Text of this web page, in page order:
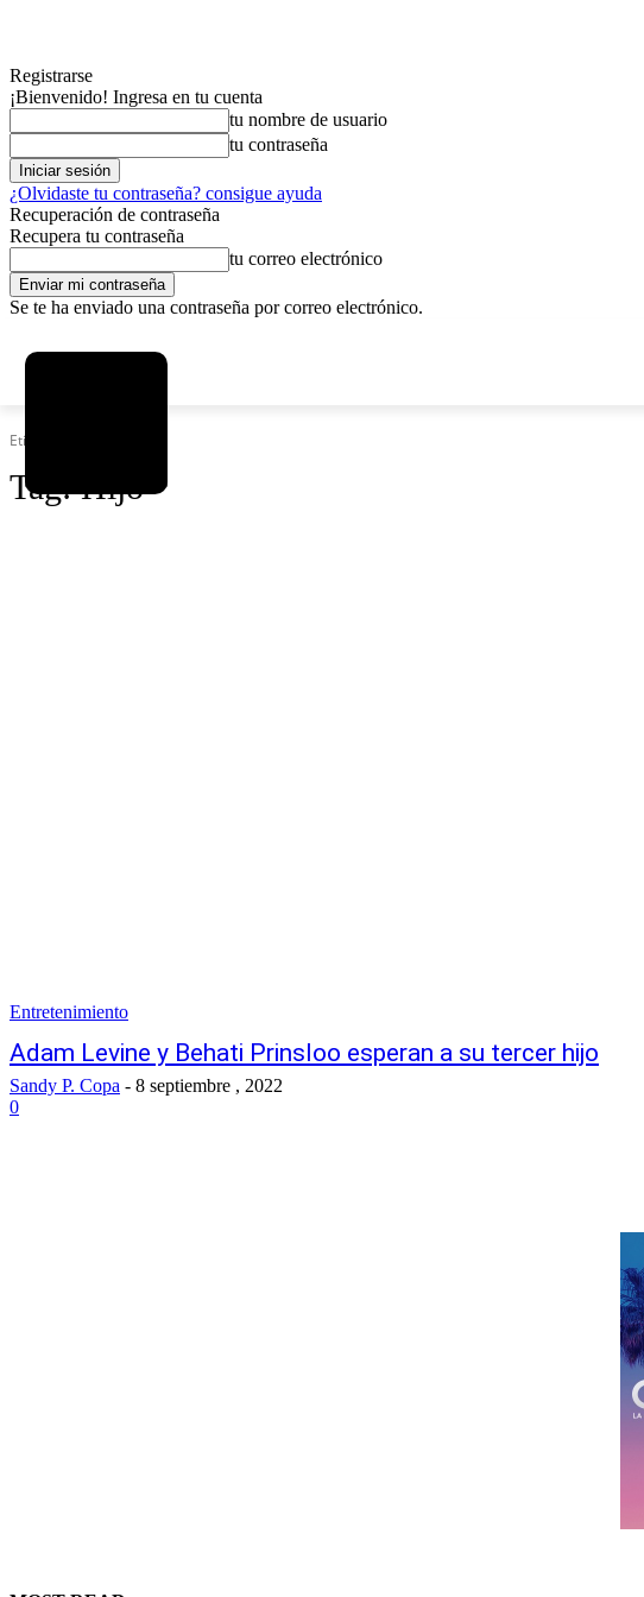
Registrarse
¡Bienvenido! Ingresa en tu cuenta
tu nombre de usuario
tu contraseña
¿Olvidaste tu contraseña? consigue ayuda
Recuperación de contraseña
Recupera tu contraseña
tu correo electrónico
Se te ha enviado una contraseña por correo electrónico.
Etiquetas
Tag:Hijo
Entretenimiento
Adam Levine y Behati Prinsloo esperan a su tercer hijo
Sandy P. Copa - 8 septiembre , 2022
0